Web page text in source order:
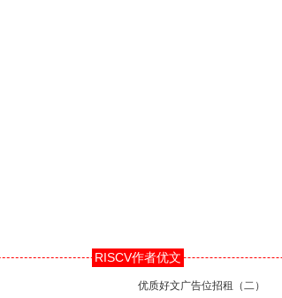
RISCV作者优文
优质好文广告位招租（二）